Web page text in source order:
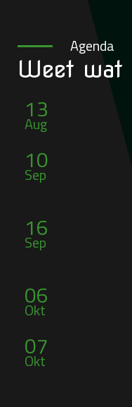
Agenda
Weet wat
13
Aug
10
Sep
16
Sep
06
Okt
07
Okt